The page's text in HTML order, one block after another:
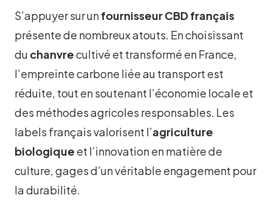
S’appuyer sur unfournisseur CBD français
présente de nombreux atouts. En choisissant
du chanvrecultivé et transformé en France,
l’empreinte carbone liée au transport est
réduite, tout en soutenant l’économie locale et
des méthodes agricoles responsables. Les
labels français valorisent l’agriculture
biologique et l’innovation en matière de
culture, gages d’un véritable engagement pour
la durabilité.